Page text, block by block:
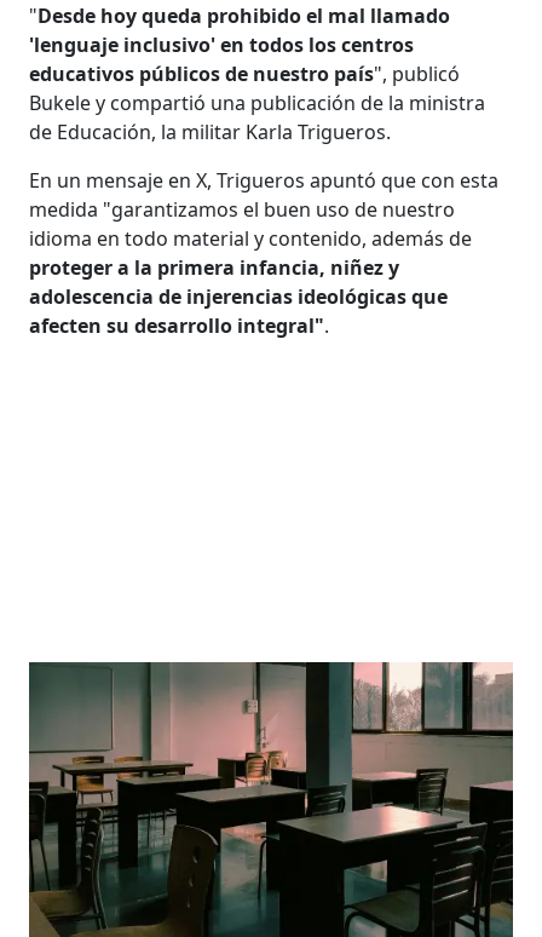
"Desde hoy queda prohibido el mal llamado
'lenguaje inclusivo' en todos los centros
educativos públicos de nuestro país", publicó
Bukele y compartió una publicación de la ministra
de Educación, la militar Karla Trigueros.
En un mensaje en X, Trigueros apuntó que con esta
medida "garantizamos el buen uso de nuestro
idioma en todo material y contenido, además de
proteger a la primera infancia, niñez y
adolescencia de injerencias ideológicas que
afecten su desarrollo integral".